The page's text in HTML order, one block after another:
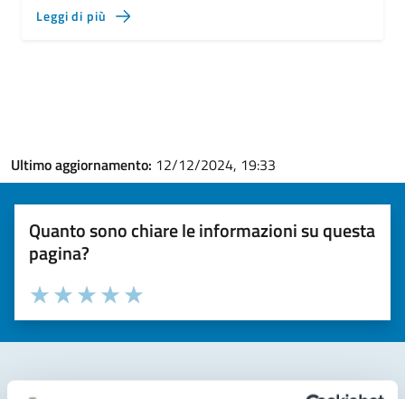
Leggi di più
Ultimo aggiornamento: 12/12/2024, 19:33
Quanto sono chiare le informazioni su questa
pagina?
Valuta la chiarezza delle informazioni (da 1 a 5 stelle)
Seleziona il numero di stelle per valutare la chiarezza delle
Valuta 5 stelle su 5
Valuta 4 stelle su 5
Valuta 3 stelle su 5
Valuta 2 stelle su 5
Valuta 1 stelle su 5